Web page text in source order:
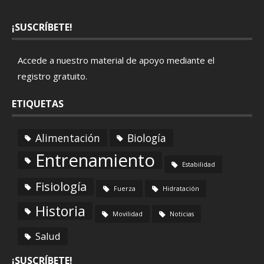
¡SUSCRÍBETE!
Accede a nuestro material de apoyo mediante el
registro gratuito.
ETIQUETAS
Alimentación Biología
Entrenamiento Estabilidad
Fisiología Fuerza Hidratación
Historia Movilidad Noticias
Salud
¡SUSCRÍBETE!